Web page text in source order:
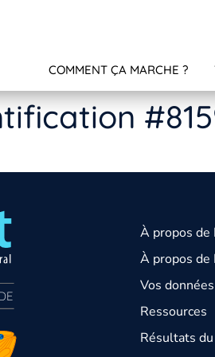
COMMENT ÇA MARCHE ?
EST UN PROGRAMME DE
À propos de
À propos de
Vos
Ressources
Résultats